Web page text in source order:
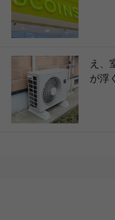
え、
が浮